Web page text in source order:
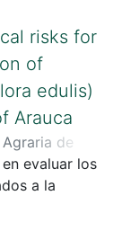
no ha
de estos
lo que
no
de ocio
lo anterior
risks for
of
edulis)
Arauca
de
Romero, Luis
David
evaluar los
a la
en el